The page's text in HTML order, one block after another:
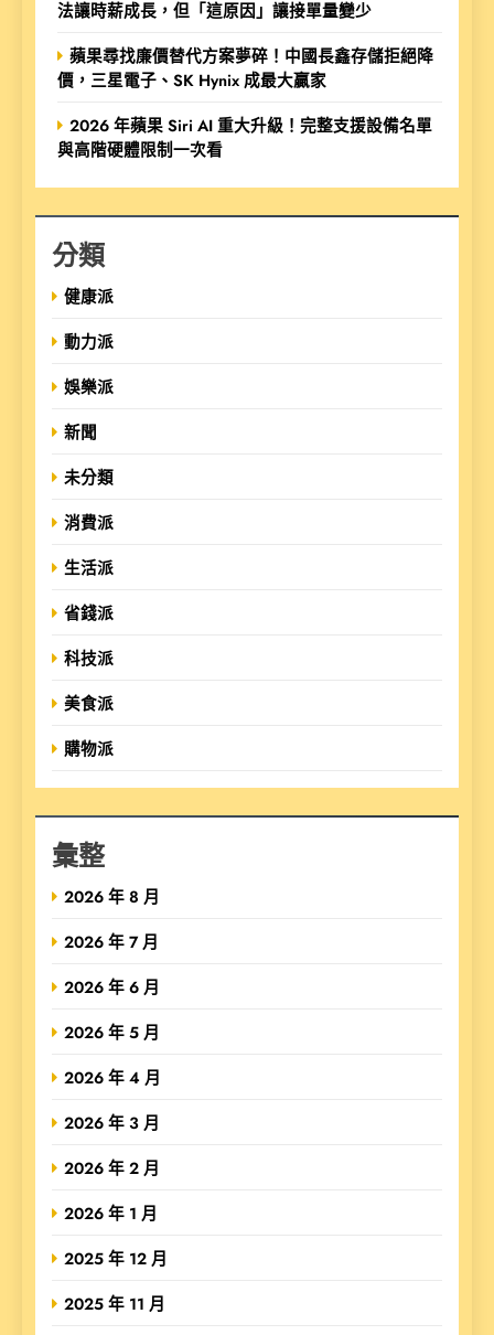
法讓時薪成長，但「這原因」讓接單量變少
蘋果尋找廉價替代方案夢碎！中國長鑫存儲拒絕降
價，三星電子、SK Hynix 成最大贏家
2026 年蘋果 Siri AI 重大升級！完整支援設備名單
與高階硬體限制一次看
分類
健康派
動力派
娛樂派
新聞
未分類
消費派
生活派
省錢派
科技派
美食派
購物派
彙整
2026 年 8 月
2026 年 7 月
2026 年 6 月
2026 年 5 月
2026 年 4 月
2026 年 3 月
2026 年 2 月
2026 年 1 月
2025 年 12 月
2025 年 11 月